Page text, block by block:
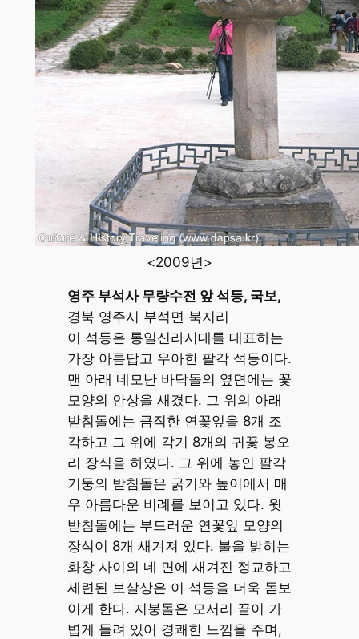
<2009년>
영주 부석사 무량수전 앞 석등, 국보,
경북 영주시 부석면 북지리
이 석등은 통일신라시대를 대표하는
가장 아름답고 우아한 팔각 석등이다.
맨 아래 네모난 바닥돌의 옆면에는 꽃
모양의 안상을 새겼다. 그 위의 아래
받침돌에는 큼직한 연꽃잎을 8개 조
각하고 그 위에 각기 8개의 귀꽃 봉오
리 장식을 하였다. 그 위에 놓인 팔각
기둥의 받침돌은 굵기와 높이에서 매
우 아름다운 비례를 보이고 있다. 윗
받침돌에는 부드러운 연꽃잎 모양의
장식이 8개 새겨져 있다. 불을 밝히는
화창 사이의 네 면에 새겨진 정교하고
세련된 보살상은 이 석등을 더욱 돋보
이게 한다. 지붕돌은 모서리 끝이 가
볍게 들려 있어 경쾌한 느낌을 주며,